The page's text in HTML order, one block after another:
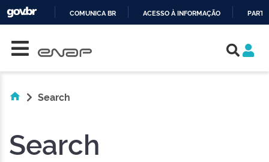
COMUNICA BR ACESSO À INFORMAÇÃO
Search
Search